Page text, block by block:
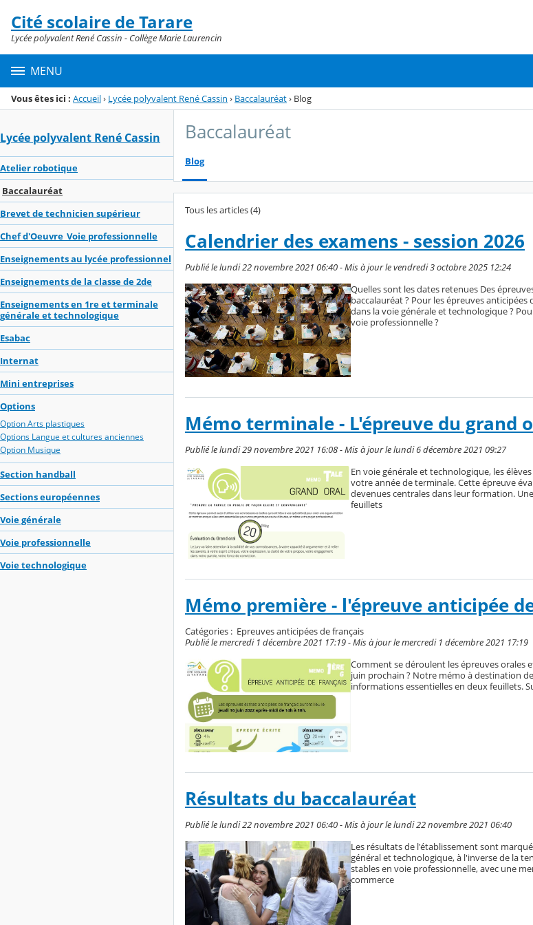
Menu de la rubrique
Contenu
Cité scolaire de Tarare
Lycée polyvalent René Cassin - Collège Marie Laurencin
MENU
Vous êtes ici : Accueil› Lycée polyvalent René Cassin › Baccalauréat› Blog
Lycée polyvalent René Cassin
Atelier robotique
Baccalauréat
Brevet de technicien supérieur
Chef d'Oeuvre_Voie professionnelle
Enseignements au lycée professionnel
Enseignements de la classe de 2de
Enseignements en 1re et terminale
générale et technologique
Esabac
Internat
Mini entreprises
Options
Option Arts plastiques
Options Langue et cultures anciennes
Option Musique
Section handball
Sections européennes
Voie générale
Voie professionnelle
Voie technologique
Baccalauréat
Blog
Tous les articles (4)
Calendrier des examens - session 2026
Publié le lundi 22 novembre 2021 06:40 - Mis à jour le vendredi 3 octobre 2025 12:24
Quelles sont les dates retenues Des
baccalauréat ? Pour les épreuves anticipées
dans la voie générale et technologique ?
voie professionnelle ?
Mémo terminale - L'épreuve du grand
Publié le lundi 29 novembre 2021 16:08 - Mis à jour le lundi 6 décembre 2021 09:27
En voie générale et technologique, les
votre année de terminale. Cette épreuve
devenues centrales dans leur formation.
feuillets
Mémo première - l'épreuve anticipée
Catégories : Epreuves anticipées de français
Publié le mercredi 1 décembre 2021 17:19 - Mis à jour le mercredi 1 décembre 2021 17:19
Comment se déroulent les épreuves orales
juin prochain ? Notre mémo à destination
informations essentielles en deux feuillets.
Résultats du baccalauréat
Publié le lundi 22 novembre 2021 06:40 - Mis à jour le lundi 22 novembre 2021 06:40
Les résultats de l'établissement sont
général et technologique, à l'inverse de la
stables en voie professionnelle, avec une
commerce